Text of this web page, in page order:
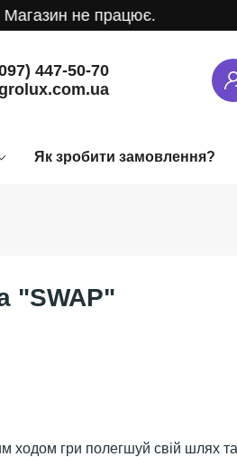
не працює.
447-50-70
Як зробити замовлення?
"SWAP"
ходом гри полегшуй свій шлях